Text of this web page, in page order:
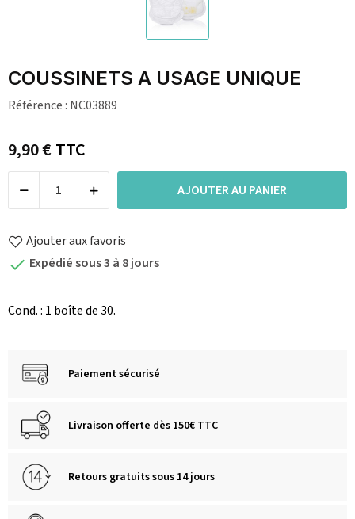
COUSSINETS A USAGE UNIQUE
Référence : NC03889
9,90 €TTC
AJOUTER AU PANIER
Ajouter aux favoris
 Expédié sous 3 à 8 jours
Cond. : 1 boîte de 30.
Paiement sécurisé
Livraison offerte dès 150€ TTC
Retours gratuits sous 14 jours